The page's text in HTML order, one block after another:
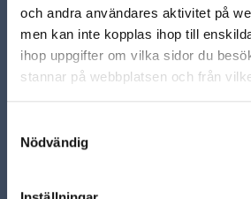
och andra användares aktivitet på
men kan inte kopplas ihop till
ihop uppgifter om vilka sidor du
stannar på webbplatsen och från
Nödvändig
ARN beslut
ARN 2020-12133 – Skäligt pris för
ARN 2021-10104 – Begärt pris för